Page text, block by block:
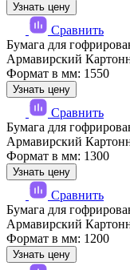
Узнать цену
Сравнить
Бумага для
Армавирский
Формат в мм: 1550
Узнать цену
Сравнить
Бумага для
Армавирский
Формат в мм: 1300
Узнать цену
Сравнить
Бумага для
Армавирский
Формат в мм: 1200
Узнать цену